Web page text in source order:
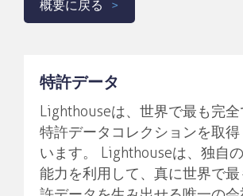
概要に戻る
特許データ
Lighthouseは、世界で最も完
特許データコレクションを取
います。 Lighthouseは、独自
能力を利用して、真に世界で